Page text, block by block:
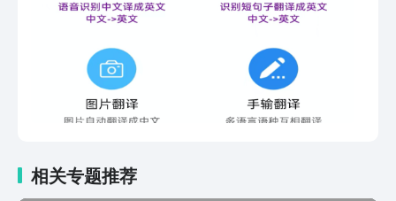
照翻译：支持多种语言一键拍照翻译●
端保存，永不丢失！● 方言学习：方言
学习、方言翻译，支持多种方言：广州
话、闽南话、客家话、上海话、苏州话、
无锡话、南京话等，学习方言好帮手！●
话；支持识别完成保存；适用开会记录、
相关专题推荐